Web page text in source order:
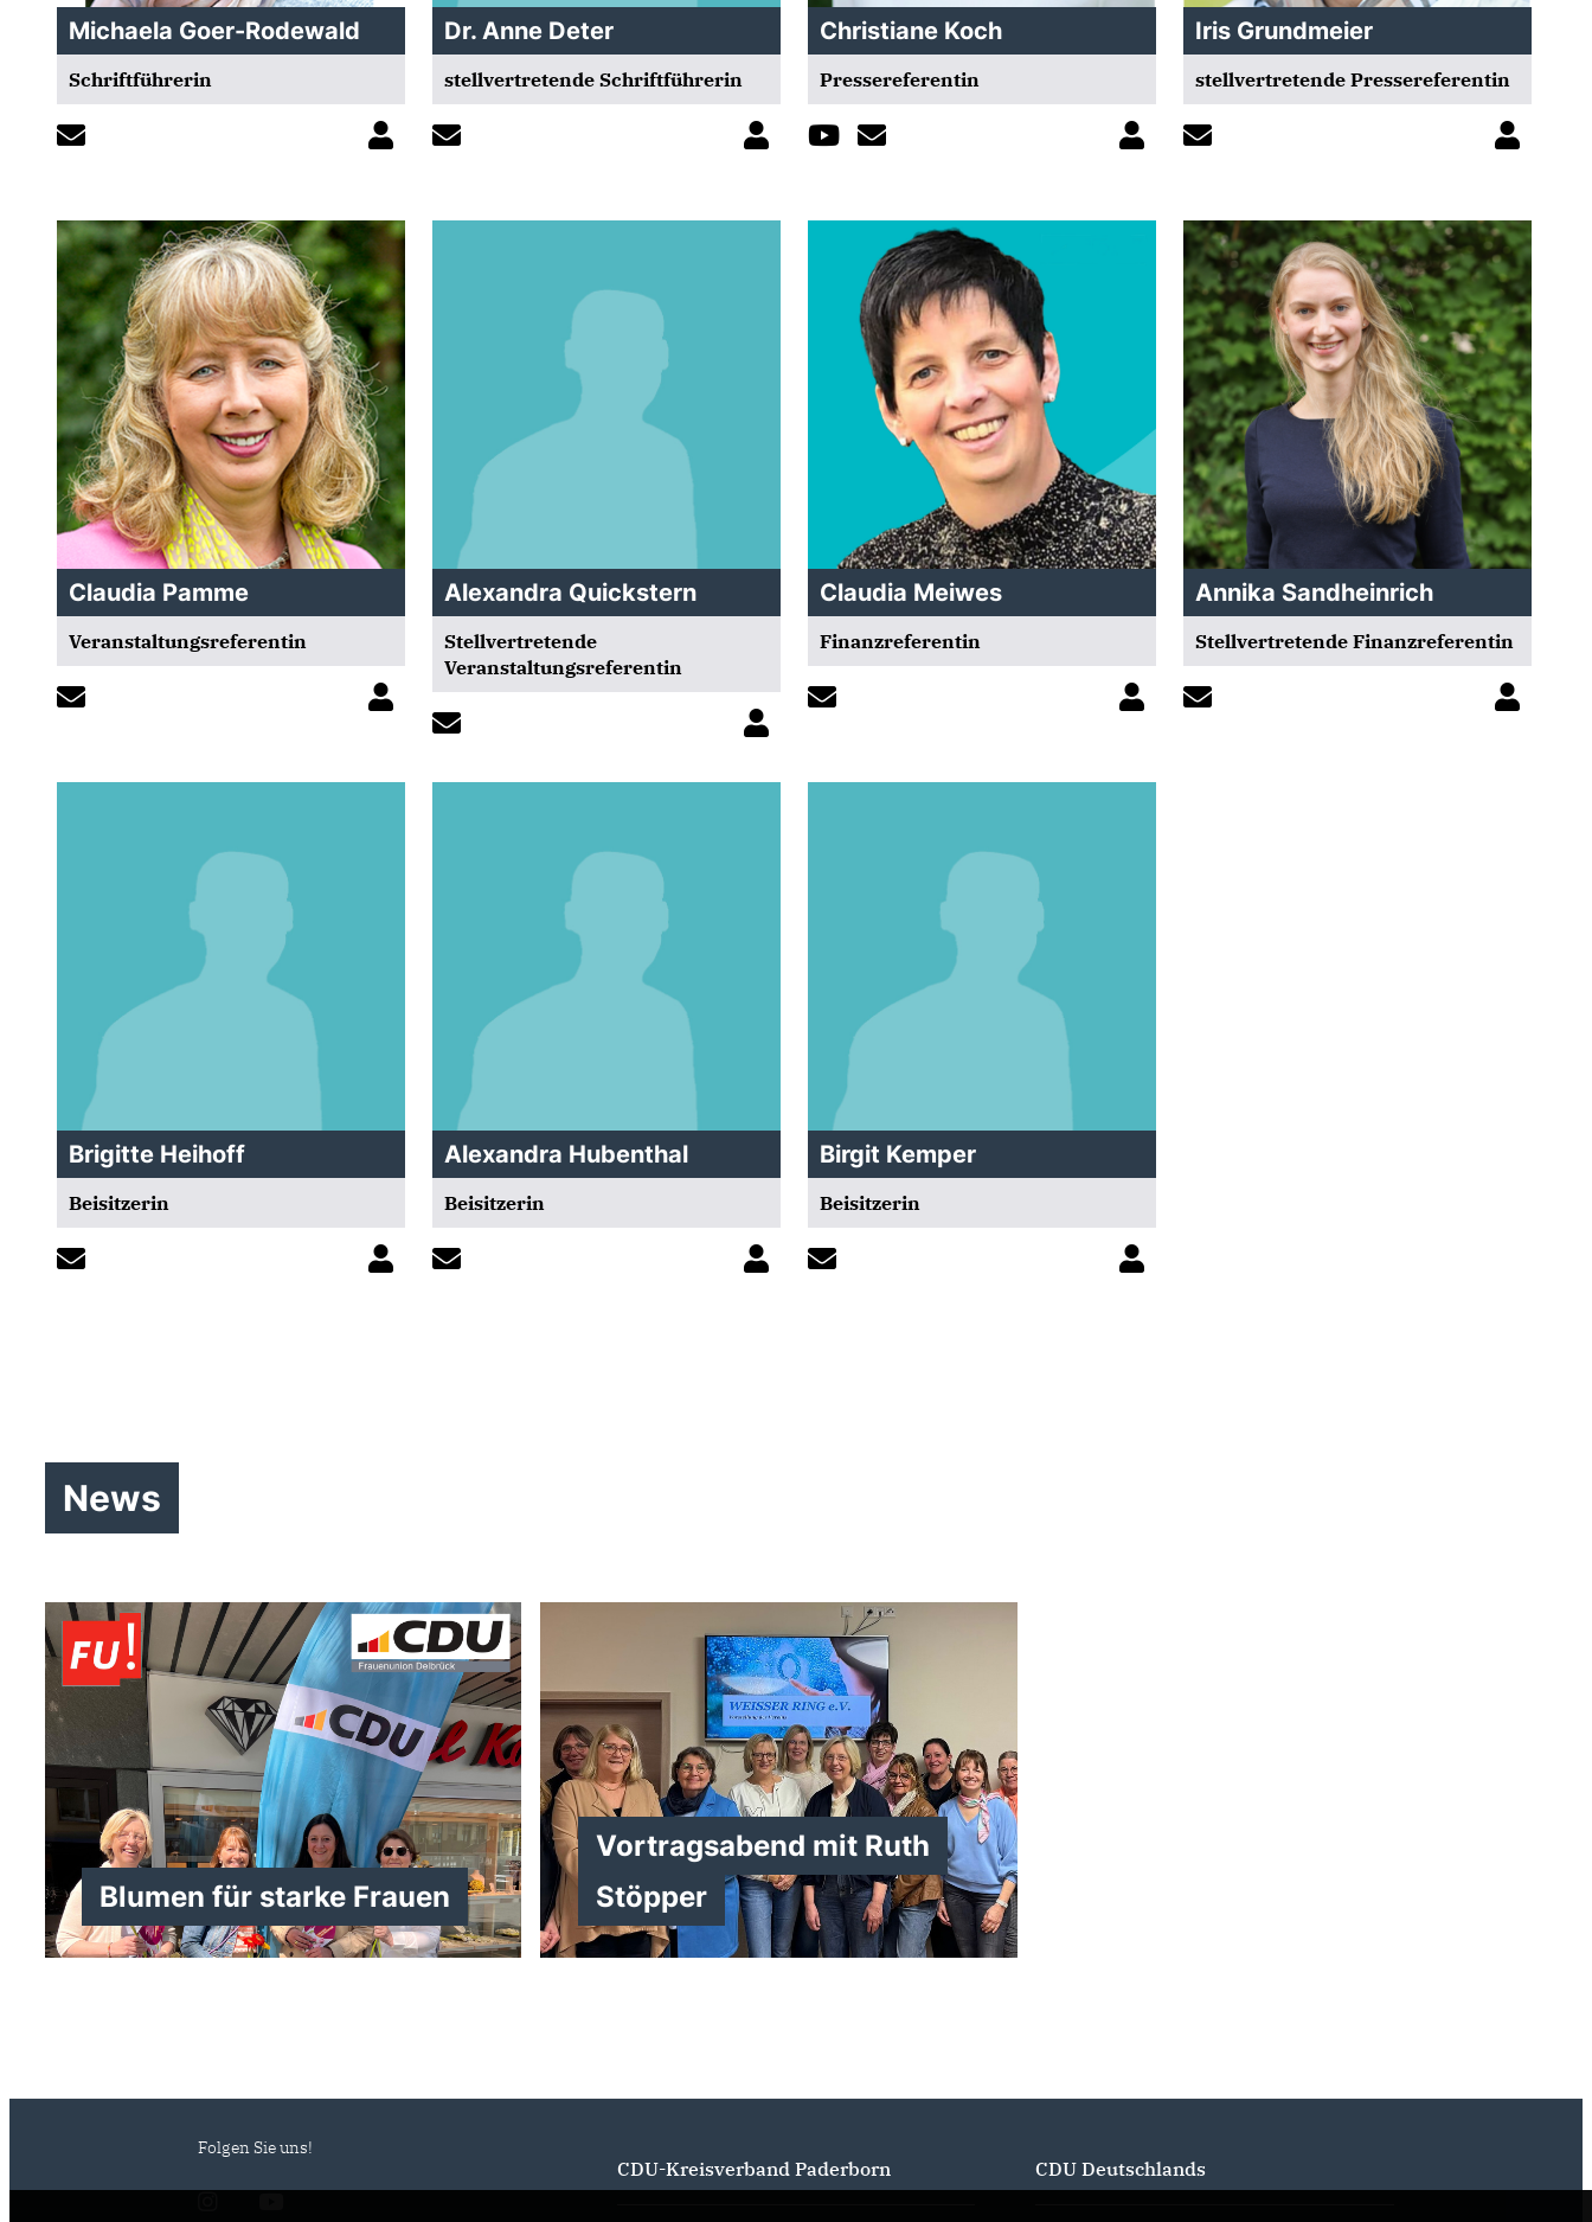
Michaela Goer-Rodewald
Schriftführerin
Dr. Anne Deter
stellvertretende Schriftführerin
Christiane Koch
Pressereferentin
Iris Grundmeier
stellvertretende Pressereferentin
Claudia Pamme
Veranstaltungsreferentin
Alexandra Quickstern
Stellvertretende
Veranstaltungsreferentin
Claudia Meiwes
Finanzreferentin
Annika Sandheinrich
Stellvertretende Finanzreferentin
Brigitte Heihoff
Beisitzerin
Alexandra Hubenthal
Beisitzerin
Birgit Kemper
Beisitzerin
News
Blumen für starke Frauen
Vortragsabend mit Ruth
Stöpper
Folgen Sie uns!
CDU-Kreisverband Paderborn CDU Deutschlands